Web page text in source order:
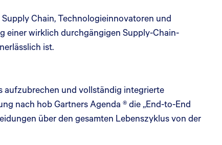
Chain, Technologieinnovatoren und
einer wirklich durchgängigen Supply-Chain-
ist.
aufzubrechen und vollständig integrierte
nach hob Gartners Agenda ® die „End-to-End
über den gesamten Lebenszyklus von der